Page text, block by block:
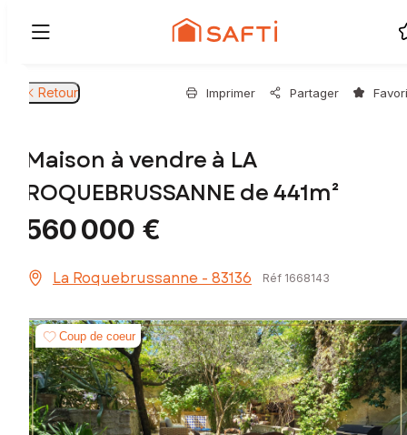
Retour Imprimer Partager
Maison à vendre à LA
ROQUEBRUSSANNE de 441m²
560 000 €
La Roquebrussanne - 83136 Réf 1668143
Coup de coeur